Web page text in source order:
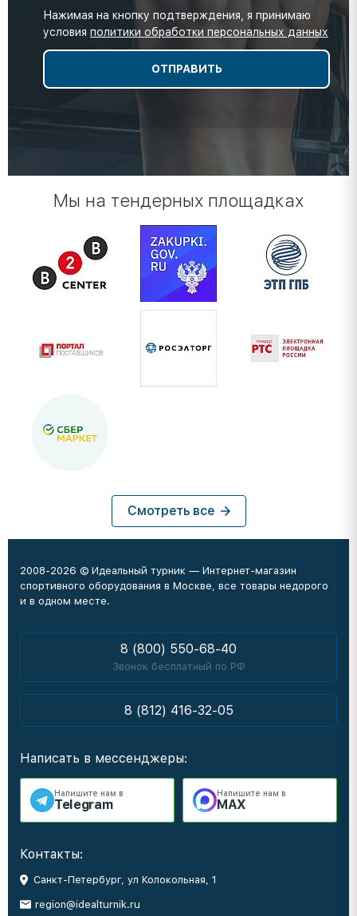
Нажимая на кнопку подтверждения, я принимаю
условия политики обработки персональных данных
Мы на тендерных площадках
Смотреть все
2008-2026 © Идеальный турник — Интернет-магазин
спортивного оборудования в Москве, все товары недорого
и в одном месте.
8 (800) 550-68-40
Звонок бесплатный по РФ
8 (812) 416-32-05
Написать в мессенджеры:
Напишите нам в
Telegram
Напишите нам в
MAX
Контакты:
Санкт-Петербург, ул Колокольная, 1
region@idealturnik.ru